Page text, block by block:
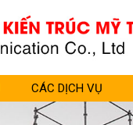
CÁC DỊCH VỤ